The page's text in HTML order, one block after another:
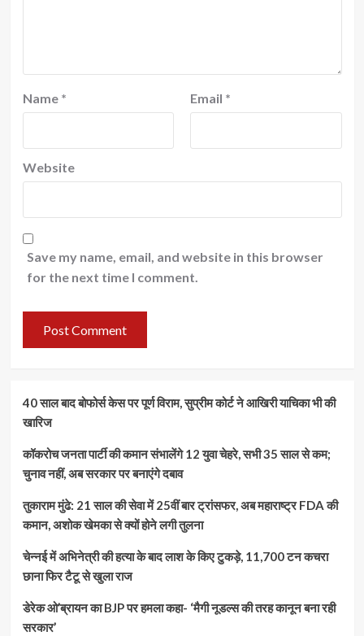
Name * Email *
Website
Save my name, email, and website in this browser
for the next time I comment.
40 साल बाद बोफोर्स केस पर पूर्ण विराम, सुप्रीम कोर्ट ने आखिरी याचिका भी की
खारिज
कॉकरोच जनता पार्टी की कमान संभालेंगे 12 युवा चेहरे, सभी 35 साल से कम;
चुनाव नहीं, अब सरकार पर बनाएंगे दबाव
तुकाराम मुंढे: 21 साल की सेवा में 25वीं बार ट्रांसफर, अब महाराष्ट्र FDA की
कमान, अशोक खेमका से क्यों होने लगी तुलना
चेन्नई में अभिनेत्री की हत्या के बाद लाश के किए टुकड़े, 11,700 टन कचरा
छाना फिर टैटू से खुला राज
डेरेक ओ’ब्रायन का BJP पर हमला कहा- ‘मैगी नूडल्स की तरह कानून बना रही
सरकार’